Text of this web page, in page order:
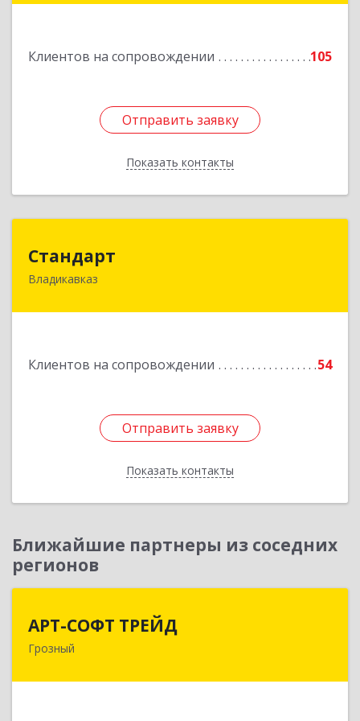
Клиентов на сопровождении 105
Отправить заявку
Показать контакты
Отправить заявку
Назад
Стандарт
Владикавказ
Клиентов на сопровождении 54
Отправить заявку
Показать контакты
362025, Северная Осетия - Алания Респ,
Подробнее
Отправить заявку
Назад
Ближайшие партнеры из соседних
регионов
АРТ-СОФТ ТРЕЙД
Грозный
364013, Чеченская Респ, Грозный г, Полярников